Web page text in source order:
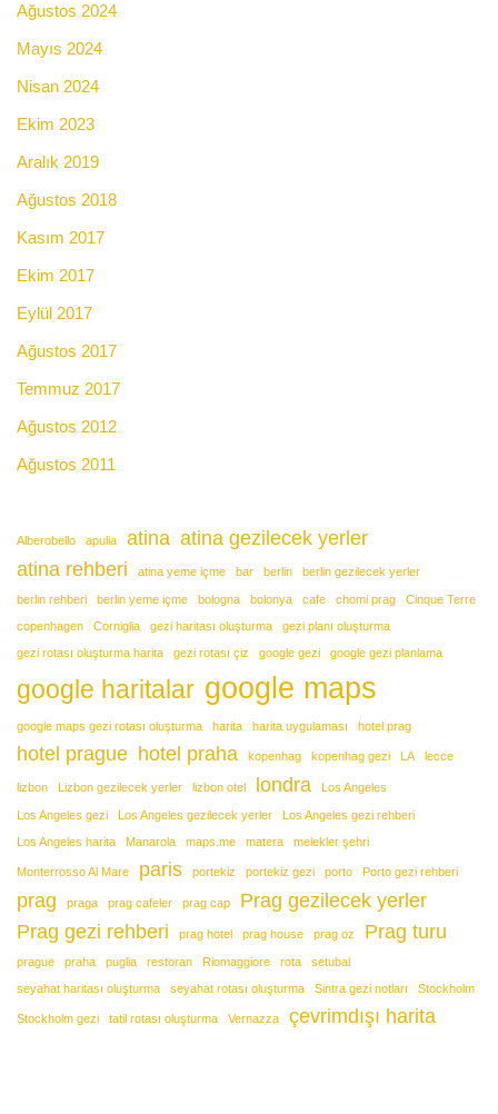
Ağustos 2024
Mayıs 2024
Nisan 2024
Ekim 2023
Aralık 2019
Ağustos 2018
Kasım 2017
Ekim 2017
Eylül 2017
Ağustos 2017
Temmuz 2017
Ağustos 2012
Ağustos 2011
Alberobello apulia atina atina gezilecek yerler
atina rehberi
atina yeme içme bar berlin berlin gezilecek yerler
berlin rehberi berlin yeme içme bologna bolonya cafe chomi prag
Cinque Terre
copenhagen
Corniglia gezi haritası oluşturma
gezi planı oluşturma
gezi rotası oluşturma harita
gezi rotası çiz google gezi google gezi planlama
google haritalar google maps
google maps gezi rotası oluşturma harita harita uygulaması hotel prag
hotel prague hotel praha kopenhag kopenhag gezi LA lecce
lizbon Lizbon gezilecek yerler lizbon otel londra Los Angeles
Los Angeles gezi Los Angeles gezilecek yerler
Los Angeles gezi rehberi
Los Angeles harita
Manarola maps.me matera melekler şehri
Monterrosso Al Mare paris portekiz portekiz gezi porto Porto gezi rehberi
prag praga prag cafeler prag cap
Prag gezilecek yerler
Prag gezi rehberi
prag hotel prag house prag oz Prag turu
prague praha puglia restoran Riomaggiore rota
setubal
seyahat haritası oluşturma
seyahat rotası oluşturma Sintra gezi notları Stockholm
Stockholm gezi tatil rotası oluşturma Vernazza çevrimdışı harita